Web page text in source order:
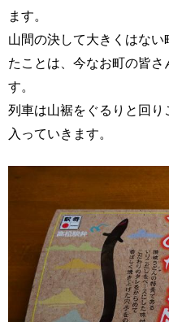
ます。
山間の決して大きくはな
たことは、今なお町の皆さ
す。
列車は山裾をぐるりと回り
入っていきます。